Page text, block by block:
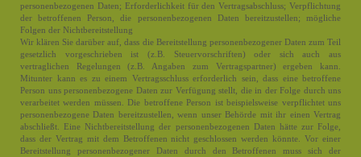
personenbezogenen Daten; Erforderlichkeit für den Vertragsabschluss; Verpflichtung
der betroffenen Person, die personenbezogenen Daten bereitzustellen; mögliche
Folgen der Nichtbereitstellung
Wir klären Sie darüber auf, dass die Bereitstellung personenbezogener Daten zum Teil
gesetzlich vorgeschrieben ist (z.B. Steuervorschriften) oder sich auch aus
vertraglichen Regelungen (z.B. Angaben zum Vertragspartner) ergeben kann.
Mitunter kann es zu einem Vertragsschluss erforderlich sein, dass eine betroffene
Person uns personenbezogene Daten zur Verfügung stellt, die in der Folge durch uns
verarbeitet werden müssen. Die betroffene Person ist beispielsweise verpflichtet uns
personenbezogene Daten bereitzustellen, wenn unser Behörde mit ihr einen Vertrag
abschließt. Eine Nichtbereitstellung der personenbezogenen Daten hätte zur Folge,
dass der Vertrag mit dem Betroffenen nicht geschlossen werden könnte. Vor einer
Bereitstellung personenbezogener Daten durch den Betroffenen muss sich der